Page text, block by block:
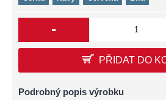
-
PŘIDAT DO
Podrobný popis výrobku